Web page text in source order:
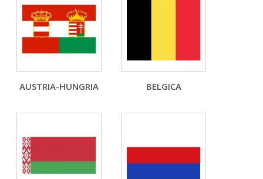
AUSTRIA-HUNGRIA BELGICA